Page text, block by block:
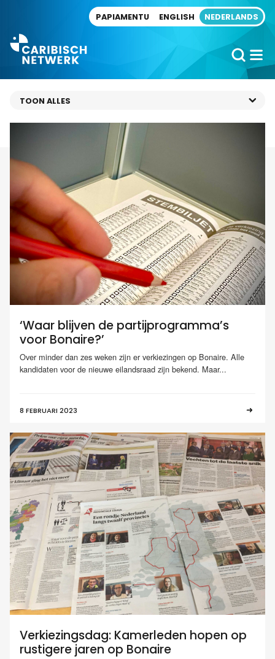
PAPIAMENTU ENGLISH NEDERLANDS
‘Waar blijven de partijprogramma’s
voor Bonaire?’
Over minder dan zes weken zijn er verkiezingen op Bonaire. Alle
kandidaten voor de nieuwe eilandsraad zijn bekend. Maar...
8 FEBRUARI 2023
Verkiezingsdag: Kamerleden hopen op
rustigere jaren op Bonaire